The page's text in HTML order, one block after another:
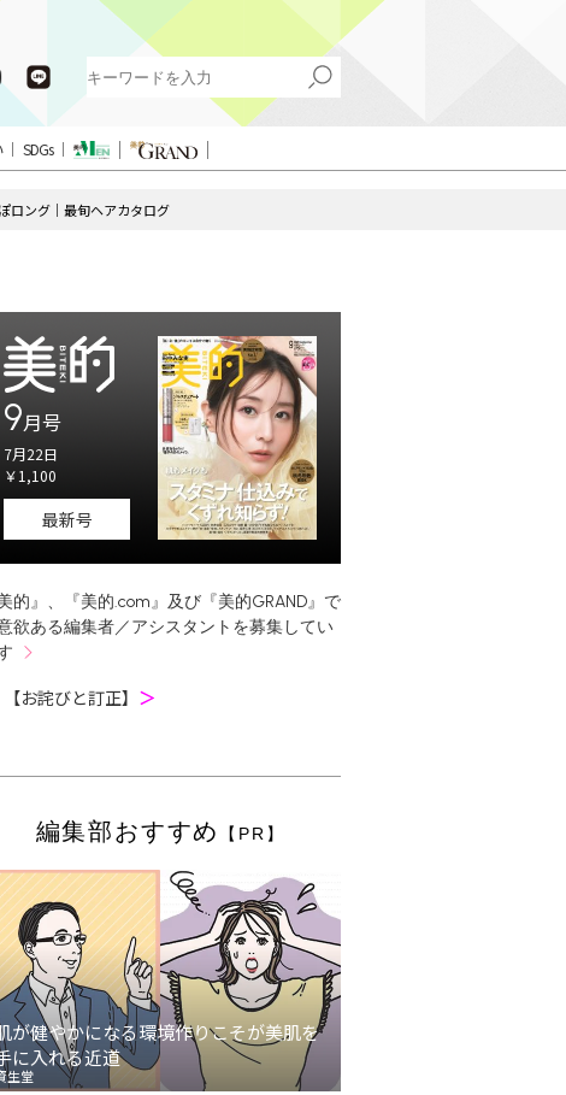
SDGs
ロング｜最旬ヘアカタログ
9月号
7月22日
￥1,100
最新号
美的』、『美的.com』及び『美的GRAND』で
欲ある編集者／アシスタントを募集してい
【お詫びと訂正】 ＞
編集部おすすめ 【PR】
が健やかになる環境作りこそが美肌を
に入れる近道
生堂